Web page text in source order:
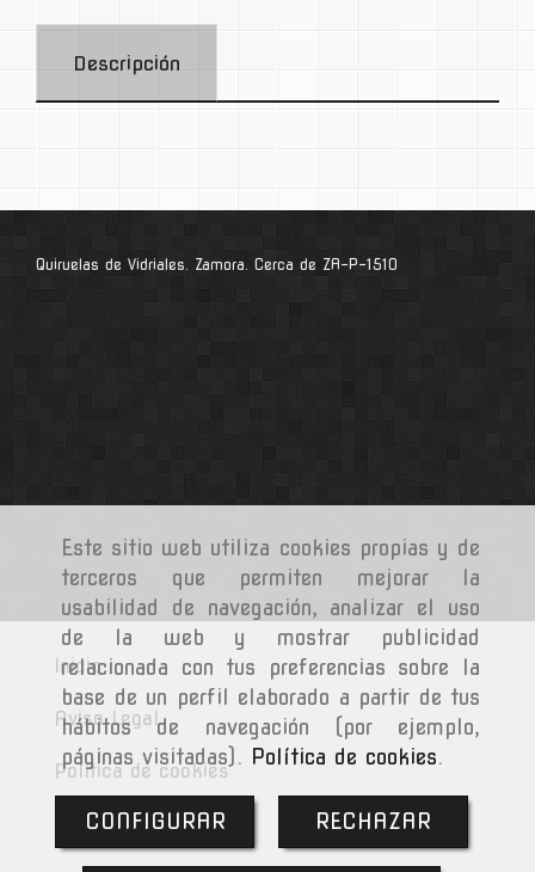
Este sitio web utiliza cookies propias y de
terceros que permiten mejorar la
usabilidad de navegación, analizar el uso
de la web y mostrar publicidad
relacionada con tus preferencias sobre la
base de un perfil elaborado a partir de tus
hábitos de navegación (por ejemplo,
páginas visitadas). Política de cookies.
CONFIGURAR RECHAZAR
Descripción
Quiruelas de Vidriales. Zamora. Cerca de ZA-P-1510
Inicio
Aviso Legal
Política de cookies
Política de Privacidad